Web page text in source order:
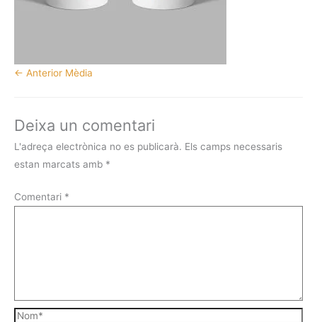
← Anterior Mèdia
Deixa un comentari
L'adreça electrònica no es publicarà. Els camps necessaris
estan marcats amb *
Comentari *
Nom*